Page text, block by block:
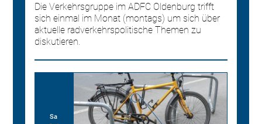
Die Verkehrsgruppe im ADFC Oldenburg trifft
sich einmal im Monat (montags) um sich über
aktuelle radverkehrspolitische Themen zu
diskutieren.
Sa